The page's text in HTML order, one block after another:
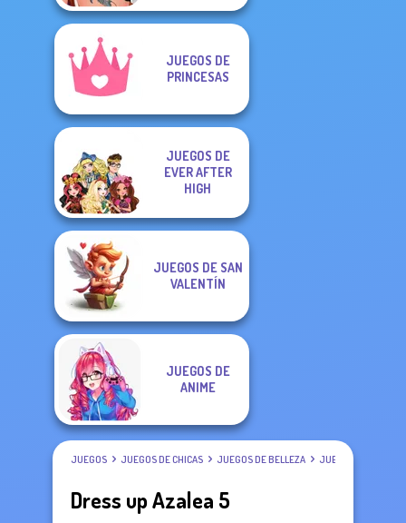
JUEGOS DE
PRINCESAS
JUEGOS DE
EVER AFTER
HIGH
JUEGOS DE SAN
VALENTÍN
JUEGOS DE
ANIME
JUEGOS JUEGOS DE CHICAS JUEGOS DE BELLEZA JUEGOS DE VESTIR
Dress up Azalea 5